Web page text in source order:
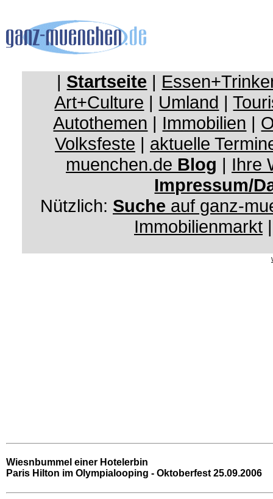
| Startseite |
Art+Culture | Umland |
Autothemen | Immobilien |
Volksfeste | aktuelle
muenchen.de Blog | Ihre
Impressum/
Nützlich: Suche auf ganz-
Immobilienmarkt
Wiesnbummel einer Hotelerbin
Paris Hilton im Olympialooping - Oktoberfest 25.09.2006